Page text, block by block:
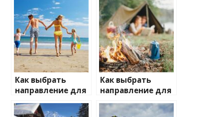
Как выбрать
направление для
отдыха с детьми
Как выбрать
направление для
отдыха на
природе